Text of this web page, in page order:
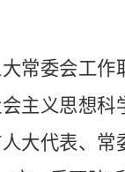
常委会工作
主义思想科
大代表、常